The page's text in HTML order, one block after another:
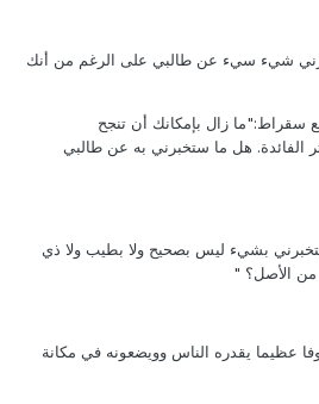
شيء سيء عن طالبي على الرغم من أنك
سقراط:"ما زال بإمكانك أن تنجح
الفائدة. هل ما ستخبرني به عن طالبي
بشيء ليس بصحيح ولا بطيب ولا ذي
من الأصل؟ "
عظيما يقدره الناس وويضعونه في مكانة